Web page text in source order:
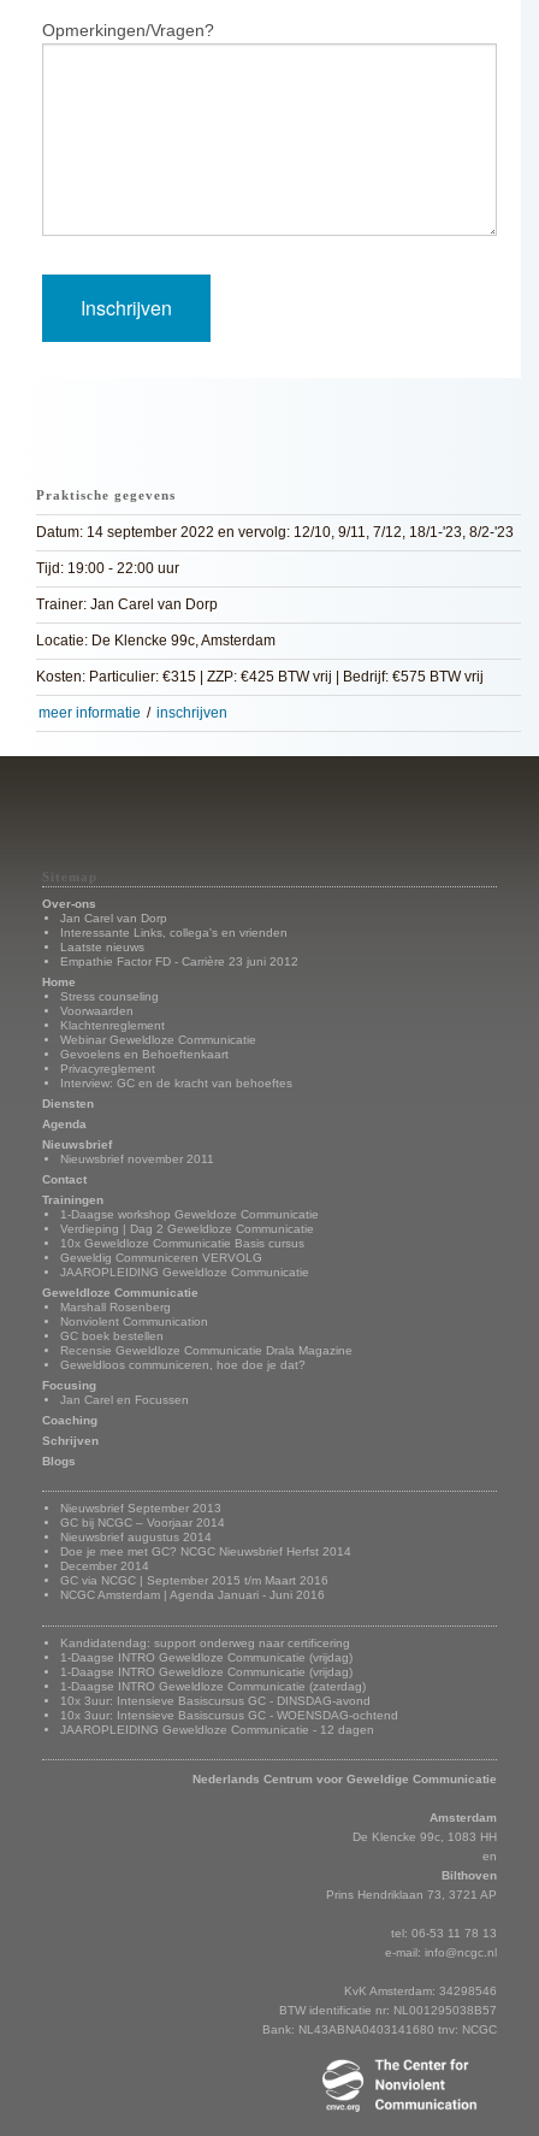
Opmerkingen/Vragen?
Praktische gegevens
Datum: 14 september 2022 en vervolg: 12/10, 9/11, 7/12, 18/1-'23, 8/2-'23
Tijd: 19:00 - 22:00 uur
Trainer: Jan Carel van Dorp
Locatie: De Klencke 99c, Amsterdam
Kosten: Particulier: €315 | ZZP: €425 BTW vrij | Bedrijf: €575 BTW vrij
meer informatie / inschrijven
Sitemap
Over-ons
Jan Carel van Dorp
Interessante Links, collega's en vrienden
Laatste nieuws
Empathie Factor FD - Carrière 23 juni 2012
Home
Stress counseling
Voorwaarden
Klachtenreglement
Webinar Geweldloze Communicatie
Gevoelens en Behoeftenkaart
Privacyreglement
Interview: GC en de kracht van behoeftes
Diensten
Agenda
Nieuwsbrief
Nieuwsbrief november 2011
Contact
Trainingen
1-Daagse workshop Geweldoze Communicatie
Verdieping | Dag 2 Geweldloze Communicatie
10x Geweldloze Communicatie Basis cursus
Geweldig Communiceren VERVOLG
JAAROPLEIDING Geweldloze Communicatie
Geweldloze Communicatie
Marshall Rosenberg
Nonviolent Communication
GC boek bestellen
Recensie Geweldloze Communicatie Drala Magazine
Geweldloos communiceren, hoe doe je dat?
Focusing
Jan Carel en Focussen
Coaching
Schrijven
Blogs
Nieuwsbrief September 2013
GC bij NCGC – Voorjaar 2014
Nieuwsbrief augustus 2014
Doe je mee met GC? NCGC Nieuwsbrief Herfst 2014
December 2014
GC via NCGC | September 2015 t/m Maart 2016
NCGC Amsterdam | Agenda Januari - Juni 2016
Kandidatendag: support onderweg naar certificering
1-Daagse INTRO Geweldloze Communicatie (vrijdag)
1-Daagse INTRO Geweldloze Communicatie (vrijdag)
1-Daagse INTRO Geweldloze Communicatie (zaterdag)
10x 3uur: Intensieve Basiscursus GC - DINSDAG-avond
10x 3uur: Intensieve Basiscursus GC - WOENSDAG-ochtend
JAAROPLEIDING Geweldloze Communicatie - 12 dagen
Nederlands Centrum voor Geweldige Communicatie
Amsterdam
De Klencke 99c, 1083 HH
en
Bilthoven
Prins Hendriklaan 73, 3721 AP
tel: 06-53 11 78 13
e-mail: info@ncgc.nl
KvK Amsterdam: 34298546
BTW identificatie nr: NL001295038B57
Bank: NL43ABNA0403141680 tnv: NCGC